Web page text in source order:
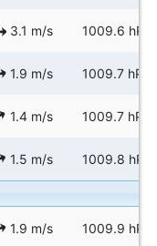
3.1 m/s 1009.6 hPa
1.9 m/s 1009.7 hPa
1.4 m/s 1009.7 hPa
1.5 m/s 1009.8 hPa
1.9 m/s 1009.9 hPa